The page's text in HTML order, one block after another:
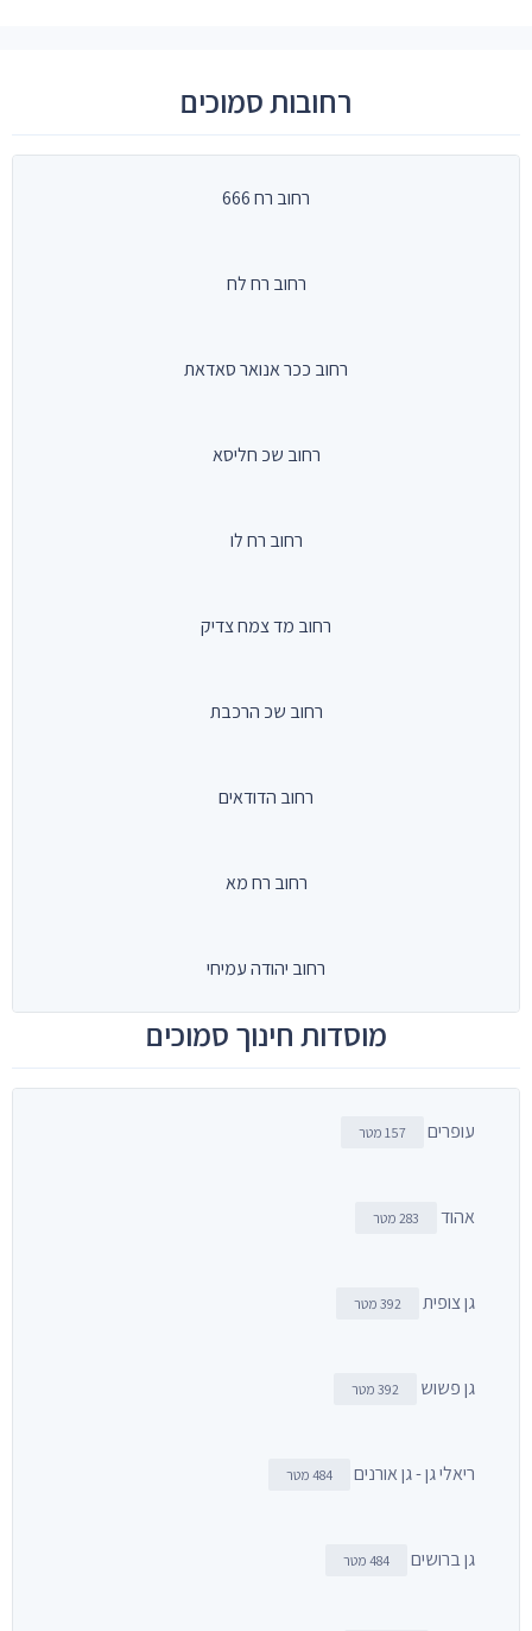
רחובות סמוכים
רחוב רח 666
רחוב רח לח
רחוב ככר אנואר סאדאת
רחוב שכ חליסא
רחוב רח לו
רחוב מד צמח צדיק
רחוב שכ הרכבת
רחוב הדודאים
רחוב רח מא
רחוב יהודה עמיחי
מוסדות חינוך סמוכים
עופרים 157 מטר
אהוד 283 מטר
גן צופית 392 מטר
גן פשוש 392 מטר
ריאלי גן - גן אורנים 484 מטר
גן ברושים 484 מטר